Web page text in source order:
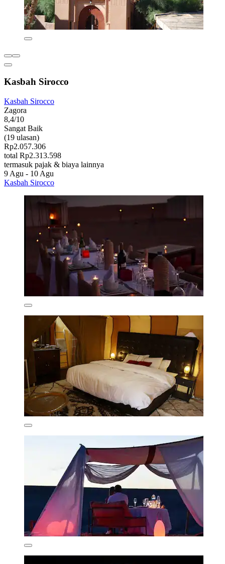
Kasbah Sirocco
Kasbah Sirocco
Zagora
8,4/10
Sangat Baik
(19 ulasan)
Rp2.057.306
total Rp2.313.598
termasuk pajak & biaya lainnya
9 Agu - 10 Agu
Kasbah Sirocco